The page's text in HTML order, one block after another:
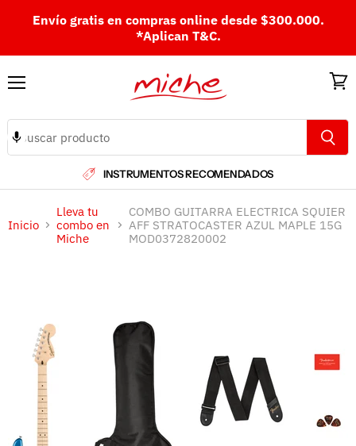
Envío gratis en compras online desde $300.000.
*Aplican T&C.
INSTRUMENTOS RECOMENDADOS
Inicio
Lleva tu
combo en
Miche
COMBO GUITARRA ELECTRICA SQUIER
AFF STRATOCASTER AZUL MAPLE 15G
MOD0372820002